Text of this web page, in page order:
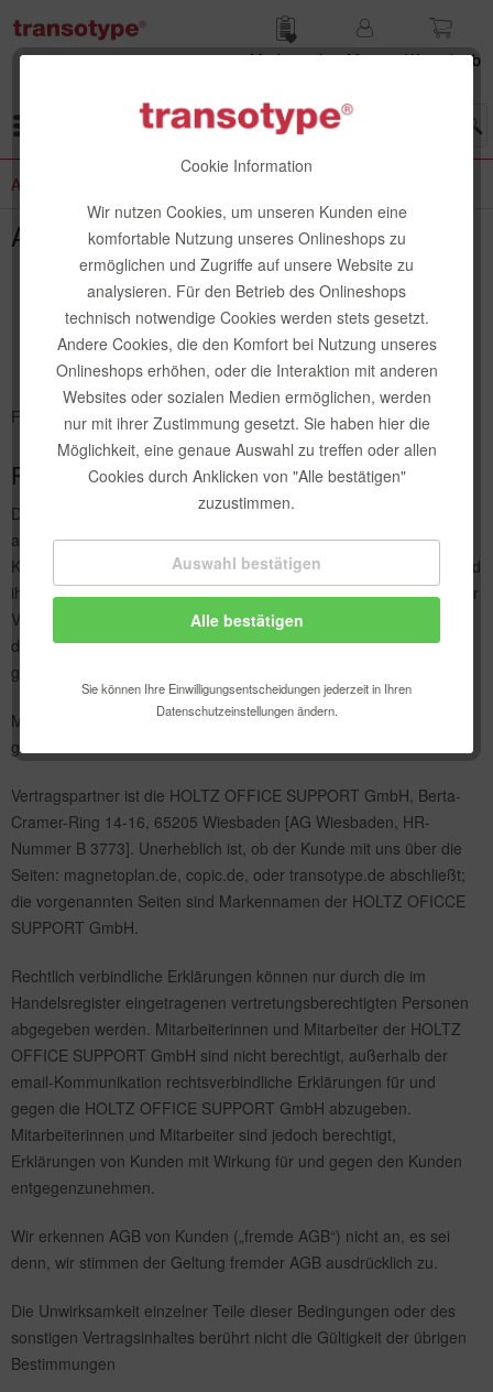
Merk­zettel
Mein
Waren­korb
Cookie Information
Wir nutzen Cookies, um unseren Kunden eine
komfortable Nutzung unseres Onlineshops zu
ermöglichen und Zugriffe auf unsere Website zu
analysieren. Für den Betrieb des Onlineshops
technisch notwendige Cookies werden stets gesetzt.
Andere Cookies, die den Komfort bei Nutzung unseres
Onlineshops erhöhen, oder die Interaktion mit anderen
Websites oder sozialen Medien ermöglichen, werden
nur mit ihrer Zustimmung gesetzt. Sie haben hier die
Möglichkeit, eine genaue Auswahl zu treffen oder allen
Cookies durch Anklicken von "Alle bestätigen"
zuzustimmen.
Technisch erforderlich
Komfortfunktionen
Auswahl bestätigen
Alle bestätigen
Sie können Ihre Einwilligungsentscheidungen jederzeit in Ihren
Datenschutzeinstellungen ändern.
AGB
AGB
Allgemeine Geschäftsbedingungen
(„AGB“) für das online-Geschäft der
HOLTZ OFFICE SUPPORT GmbH
Fassung 31. Dezember 2023
Präambel
Diese Allgemeinen Geschäftsbedingen – nachfolgend: „AGB“
abgekürzt - regeln das Zustandekommen und die Abwicklung von
Kaufverträgen zwischen der HOLTZ OFFICE SUPPORT GmbH und
ihren Kundinnen und Kunden. Aus Gründen der Lesbarkeit und der
Verständlichkeit ist in diesen AGB nur von „Kunden“ die Rede. Mit
diesem Begriff sind jedoch sowohl Kundinnen als auch Kunden
gemeint.
Mit „wir“ oder „uns“ ist die HOLTZ OFFICE SUPPORT GmbH
gemeint.
Vertragspartner ist die HOLTZ OFFICE SUPPORT GmbH, Berta-
Cramer-Ring 14-16, 65205 Wiesbaden [AG Wiesbaden, HR-
Nummer B 3773]. Unerheblich ist, ob der Kunde mit uns über die
Seiten: magnetoplan.de, copic.de, oder transotype.de abschließt;
die vorgenannten Seiten sind Markennamen der HOLTZ OFICCE
SUPPORT GmbH.
Rechtlich verbindliche Erklärungen können nur durch die im
Handelsregister eingetragenen vertretungsberechtigten Personen
abgegeben werden. Mitarbeiterinnen und Mitarbeiter der HOLTZ
OFFICE SUPPORT GmbH sind nicht berechtigt, außerhalb der
email-Kommunikation rechtsverbindliche Erklärungen für und
gegen die HOLTZ OFFICE SUPPORT GmbH abzugeben.
Mitarbeiterinnen und Mitarbeiter sind jedoch berechtigt,
Erklärungen von Kunden mit Wirkung für und gegen den Kunden
entgegenzunehmen.
Wir erkennen AGB von Kunden („fremde AGB“) nicht an, es sei
denn, wir stimmen der Geltung fremder AGB ausdrücklich zu.
Die Unwirksamkeit einzelner Teile dieser Bedingungen oder des
sonstigen Vertragsinhaltes berührt nicht die Gültigkeit der übrigen
Bestimmungen